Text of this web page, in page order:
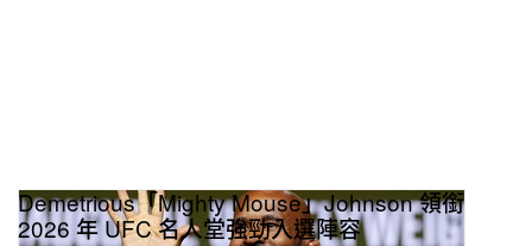
Demetrious「Mighty Mouse」Johnson 領銜
2026 年 UFC 名人堂強勁入選陣容